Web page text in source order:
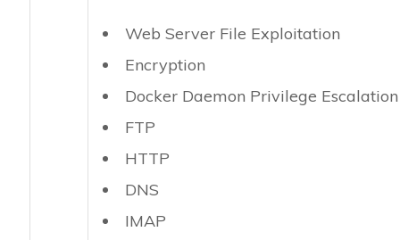
Web Server File Exploitation
Encryption
Docker Daemon Privilege Escalation
FTP
HTTP
DNS
IMAP